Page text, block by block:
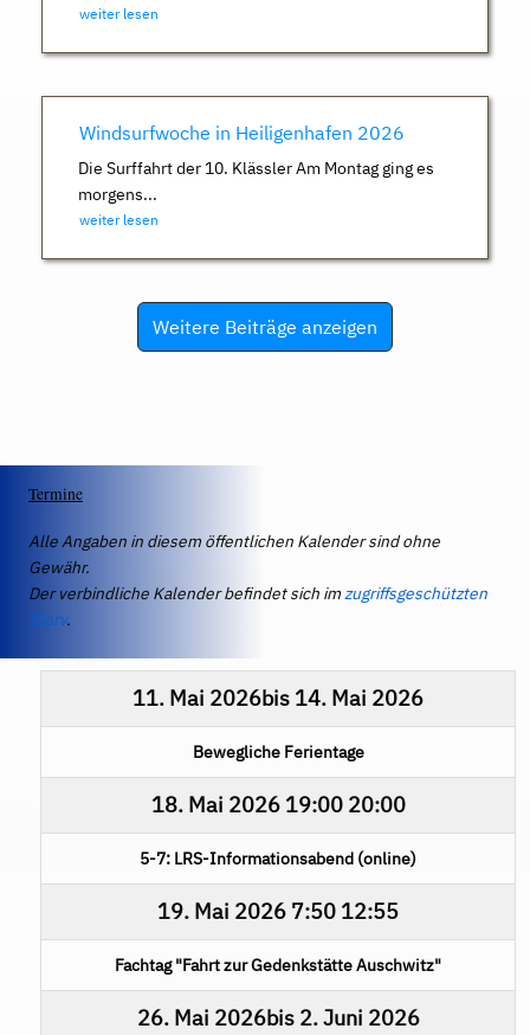
weiter lesen
Windsurfwoche in Heiligenhafen 2026
Die Surffahrt der 10. Klässler Am Montag ging es
morgens...
weiter lesen
Weitere Beiträge anzeigen
Termine
Alle Angaben in diesem öffentlichen Kalender sind ohne
Gewähr.
Der verbindliche Kalender befindet sich imzugriffsgeschützten
IServ.
11. Mai 2026bis 14. Mai 2026
Bewegliche Ferientage
18. Mai 202619:00 20:00
5-7: LRS-Informationsabend (online)
19. Mai 2026 7:50 12:55
Fachtag "Fahrt zur Gedenkstätte Auschwitz"
26. Mai 2026bis 2. Juni 2026